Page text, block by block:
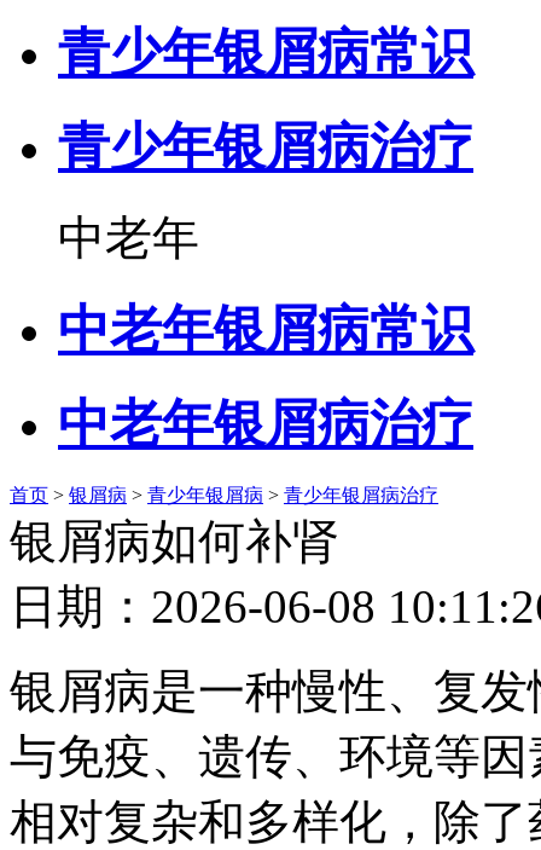
青少年银屑病常识
青少年银屑病治疗
中老年
中老年银屑病常识
中老年银屑病治疗
首页 > 银屑病 > 青少年银屑病 > 青少年银屑病治疗
银屑病如何补肾
日期：2026-06-08
银屑病是一种慢性、复
与免疫、遗传、环境等
相对复杂和多样化，除